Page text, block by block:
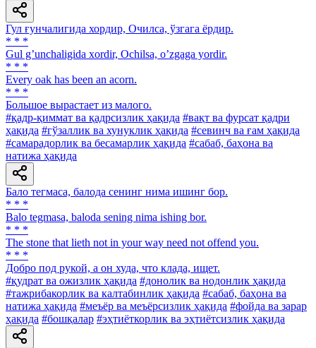
Гул ғунчалигида хордир, Очилса, ўзгага ёрдир.
* * *
Gul gʼunchaligida xordir, Ochilsa, oʼzgaga yordir.
* * *
Every oak has been an acorn.
* * *
Большое вырастает из малого.
#қадр-қиммат ва қадрсизлик ҳақида #вақт ва фурсат қадри
ҳақида #гўзаллик ва хунуклик ҳақида #севинч ва ғам ҳақида
#самарадорлик ва бесамарлик ҳақида #сабаб, баҳона ва
натижа ҳақида
Бало тегмаса, балода сенинг нима ишинг бор.
* * *
Balo tegmasa, baloda sening nima ishing bor.
* * *
The stone that lieth not in your way need not offend you.
* * *
Добро под рукой, а он худа, что клада, ищет.
#қудрат ва ожизлик ҳақида #донолик ва нодонлик ҳақида
#тажрибакорлик ва калтабинлик ҳақида #сабаб, баҳона ва
натижа ҳақида #меъёр ва меъёрсизлик ҳақида #фойда ва зарар
ҳақида #бошқалар #эҳтиёткорлик ва эҳтиётсизлик ҳақида